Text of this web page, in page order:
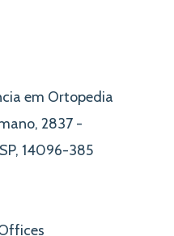
em Ortopedia
2837 -
14096-385